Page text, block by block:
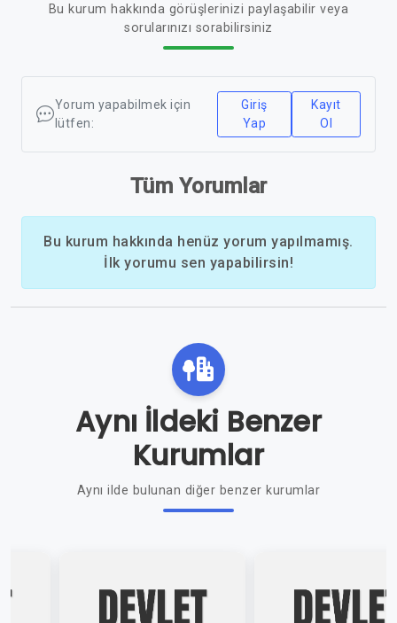
Bu kurum hakkında görüşlerinizi paylaşabilir veya
sorularınızı sorabilirsiniz
Yorum yapabilmek için
lütfen:
Giriş
Yap
Kayıt
Ol
Tüm Yorumlar
Bu kurum hakkında henüz yorum yapılmamış.
İlk yorumu sen yapabilirsin!
Aynı İldeki Benzer
Kurumlar
Aynı ilde bulunan diğer benzer kurumlar